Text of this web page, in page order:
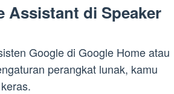
Assistant di Speaker
Google di Google Home atau
perangkat lunak, kamu